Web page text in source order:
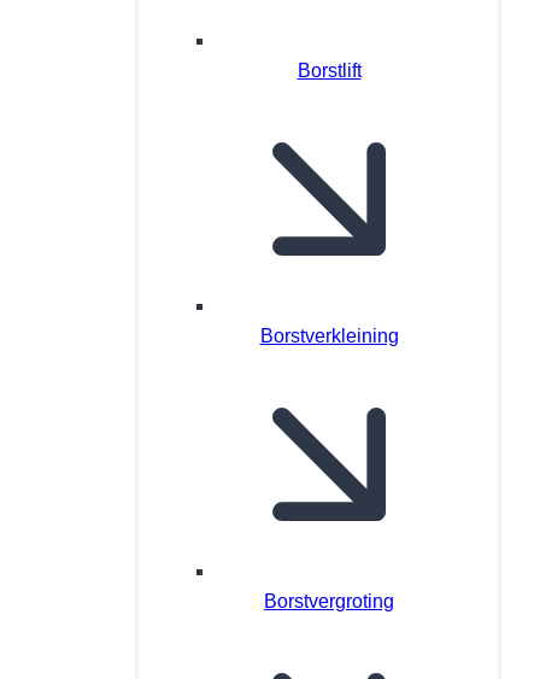
Borstlift
Borstverkleining
Borstvergroting